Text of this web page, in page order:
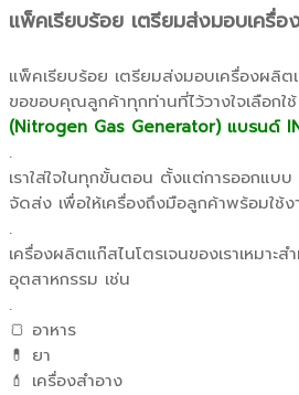
แพ็คเรียบร้อย เตรียมส่งมอบเครื่อ
แพ็คเรียบร้อย เตรียมส่งมอบเครื่องผลิต
ขอขอบคุณลูกค้าทุกท่านที่ไว้วางใจเลือกใช้
(Nitrogen Gas Generator) แบรนด์
.
เราใส่ใจในทุกขั้นตอน ตั้งแต่การออกแบ
จัดส่ง เพื่อให้เครื่องถึงมือลูกค้าพร้อมใ
.
เครื่องผลิตแก๊สไนโตรเจนของเราเหมาะ
อุตสาหกรรม เช่น
.
🍞 อาหาร
💊 ยา
💄 เครื่องสำอาง